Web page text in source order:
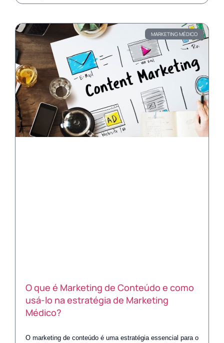
MARKETING MÉDICO
O que é Marketing de Conteúdo e como
usá-lo na estratégia de Marketing
Médico?
O marketing de conteúdo é uma estratégia essencial para o